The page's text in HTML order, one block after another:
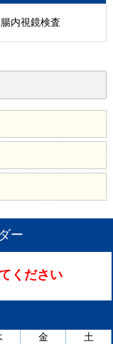
内視鏡検査
ー
ください
金
土